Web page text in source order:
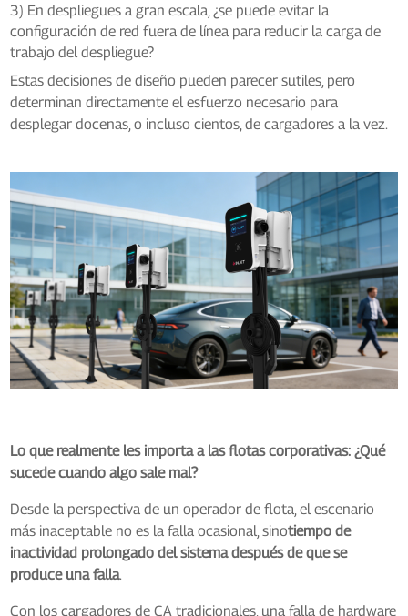
3) En despliegues a gran escala, ¿se puede evitar la
configuración de red fuera de línea para reducir la carga de
trabajo del despliegue?
Estas decisiones de diseño pueden parecer sutiles, pero
determinan directamente el esfuerzo necesario para
desplegar docenas, o incluso cientos, de cargadores a la vez.
Lo que realmente les importa a las flotas corporativas: ¿Qué
sucede cuando algo sale mal?
Desde la perspectiva de un operador de flota, el escenario
más inaceptable no es la falla ocasional, sinotiempo de
inactividad prolongado del sistema después de que se
produce una falla.
Con los cargadores de CA tradicionales, una falla de hardware